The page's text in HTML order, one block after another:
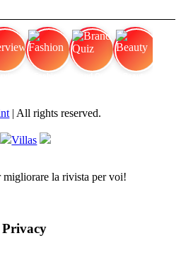
| All rights reserved.
Villas
la rivista per voi!
Privacy